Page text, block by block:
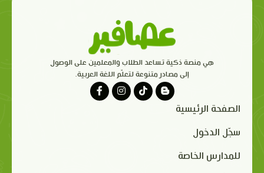
هي منصة ذكية تساعد الطلاب والمعلمين على الوصول
إلى مصادر متنوعة لتعلّم اللغة العربية.
الصفحة الرئيسية
سجّل الدخول
للمدارس الخاصة